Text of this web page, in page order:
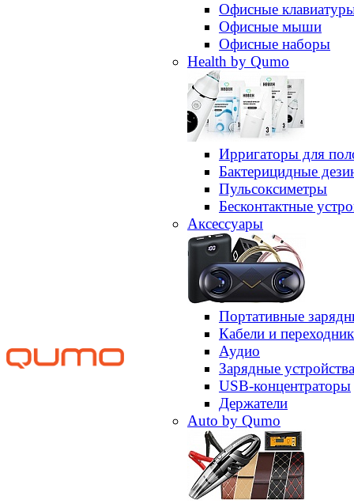
Офисные
Офисные мыши
Офисные наборы
Health by Qumo
Ирригаторы для
Бактерицидные
Пульсоксиметры
Бесконтактные
Аксессуары
Портативные
Кабели и
Аудио
Зарядные устройства
USB-концентраторы
Держатели
Auto by Qumo